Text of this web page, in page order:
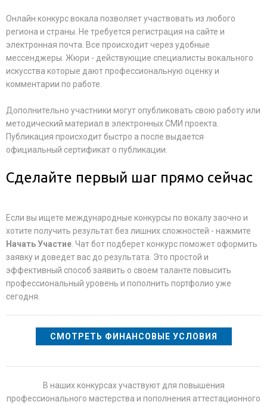
Онлайн конкурс вокала позволяет участвовать из любого
региона и страны. Не требуется регистрация на сайте и
электронная почта. Все происходит через удобные
мессенджеры. Жюри - действующие специалисты вокального
искусства которые дают профессиональную оценку и
комментарии по работе.
Дополнительно участники могут опубликовать свою работу или
методический материал в электронных СМИ проекта.
Публикация происходит быстро а после выдается
официальный сертификат о публикации.
Сделайте первый шаг прямо сейчас
Если вы ищете международные конкурсы по вокалу заочно и
хотите получить результат без лишних сложностей - нажмите
Начать Участие . Чат бот подберет конкурс поможет оформить
заявку и доведет вас до результата. Это простой и
эффективный способ заявить о своем таланте повысить
профессиональный уровень и пополнить портфолио уже
сегодня.
СМОТРЕТЬ ФИНАНСОВЫЕ УСЛОВИЯ
В наших конкурсах участвуют для повышения
профессионального мастерства и пополнения аттестационного